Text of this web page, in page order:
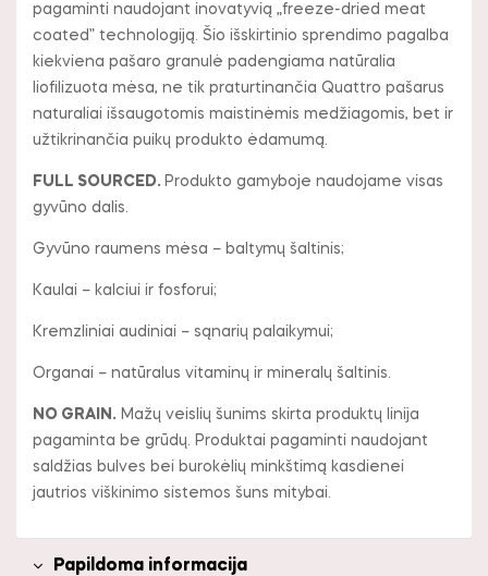
pagaminti naudojant inovatyvią „freeze-dried meat
coated” technologiją. Šio išskirtinio sprendimo pagalba
kiekviena pašaro granulė padengiama natūralia
liofilizuota mėsa, ne tik praturtinančia Quattro pašarus
naturaliai išsaugotomis maistinėmis medžiagomis, bet ir
užtikrinančia puikų produkto ėdamumą.
FULL SOURCED. Produkto gamyboje naudojame visas
gyvūno dalis.
Gyvūno raumens mėsa – baltymų šaltinis;
Kaulai – kalciui ir fosforui;
Kremzliniai audiniai – sąnarių palaikymui;
Organai – natūralus vitaminų ir mineralų šaltinis.
NO GRAIN. Mažų veislių šunims skirta produktų linija
pagaminta be grūdų. Produktai pagaminti naudojant
saldžias bulves bei burokėlių minkštimą kasdienei
jautrios viškinimo sistemos šuns mitybai.
Papildoma informacija